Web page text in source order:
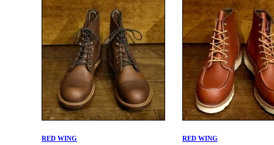
RED WING RED WING